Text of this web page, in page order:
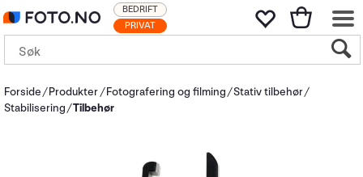
PRIVAT
BEDRIFT
Forside Produkter Fotografering og filming Stativ tilbehør
Stabilisering
Tilbehør